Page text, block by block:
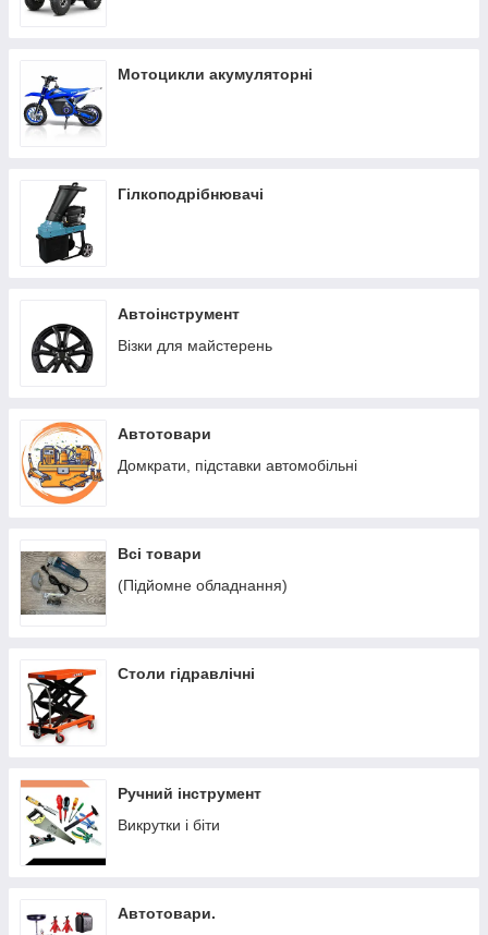
Мотоцикли акумуляторні
Гілкоподрібнювачі
Автоінструмент
Візки для майстерень
Автотовари
Домкрати, підставки автомобільні
Всі товари
(Підйомне обладнання)
Столи гідравлічні
Ручний інструмент
Викрутки і біти
Автотовари.